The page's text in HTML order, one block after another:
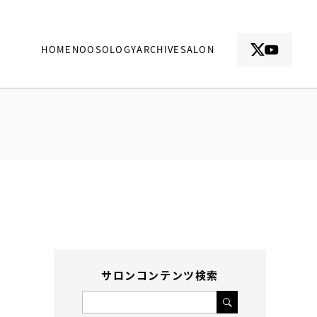
HOME NOOSOLOGYARCHIVESALON
サロンコンテンツ検索